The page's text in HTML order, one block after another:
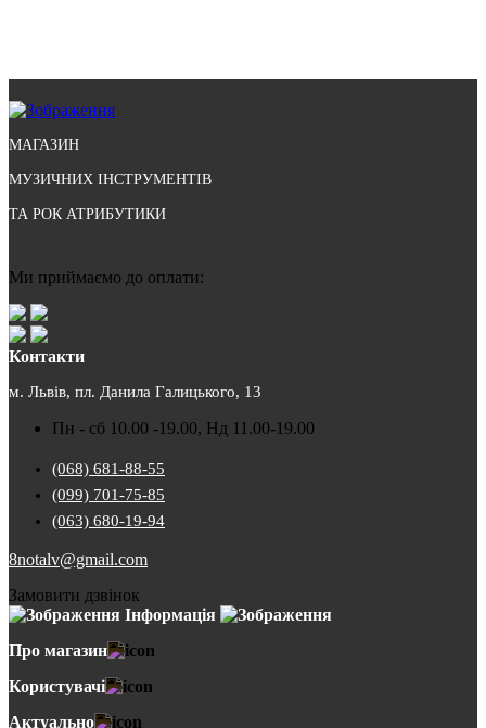
МАГАЗИН
МУЗИЧНИХ ІНСТРУМЕНТІВ
ТА РОК АТРИБУТИКИ
Ми приймаємо до оплати:
Контакти
м. Львів, пл. Данила Галицького, 13
Пн - сб 10.00 -19.00, Нд 11.00-19.00
(068) 681-88-55
(099) 701-75-85
(063) 680-19-94
8notalv@gmail.com
Замовити дзвінок
Інформація
Про магазин
Користувачі
Актуально